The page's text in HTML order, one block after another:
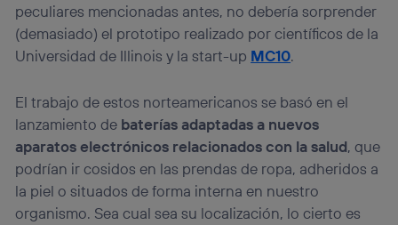
peculiares mencionadas antes, no debería sorprender
(demasiado) el prototipo realizado por científicos de la
Universidad de Illinois y la start-up MC10.
El trabajo de estos norteamericanos se basó en el
lanzamiento de baterías adaptadas a nuevos
aparatos electrónicos relacionados con la salud, que
podrían ir cosidos en las prendas de ropa, adheridos a
la piel o situados de forma interna en nuestro
organismo. Sea cual sea su localización, lo cierto es